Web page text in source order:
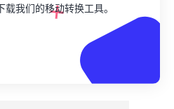
我们的移动转换工具。